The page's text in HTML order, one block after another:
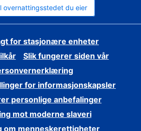
overnattingsstedet du eier
for stasjonære enheter
Slik fungerer siden vår
for informasjonskapsler
personlige anbefalinger
mot moderne slaveri
om menneskerettigheter